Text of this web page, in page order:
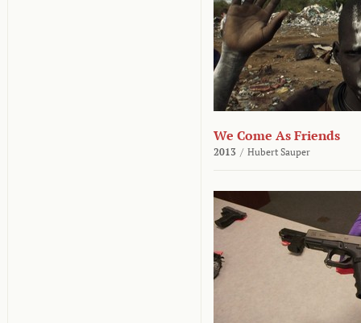
We Come As Friends
2013 / Hubert Sauper